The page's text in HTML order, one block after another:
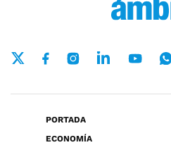
PORTADA
ECONOMÍA